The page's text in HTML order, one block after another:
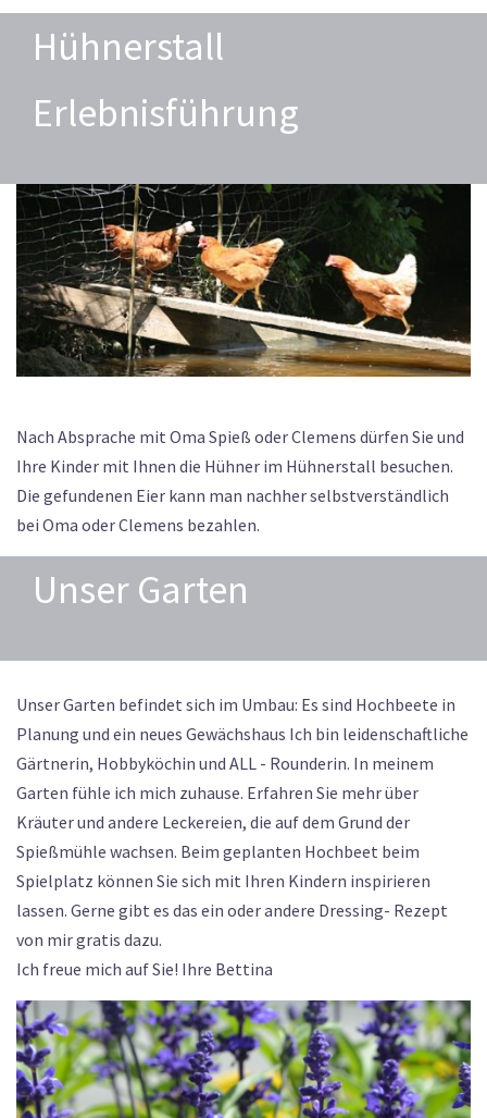
Hühnerstall
Erlebnisführung
Nach Absprache mit Oma Spieß oder Clemens dürfen Sie und
Ihre Kinder mit Ihnen die Hühner im Hühnerstall besuchen.
Die gefundenen Eier kann man nachher selbstverständlich
bei Oma oder Clemens bezahlen.
Unser Garten
Unser Garten befindet sich im Umbau: Es sind Hochbeete in
Planung und ein neues Gewächshaus Ich bin leidenschaftliche
Gärtnerin, Hobbyköchin und ALL - Rounderin. In meinem
Garten fühle ich mich zuhause. Erfahren Sie mehr über
Kräuter und andere Leckereien, die auf dem Grund der
Spießmühle wachsen. Beim geplanten Hochbeet beim
Spielplatz können Sie sich mit Ihren Kindern inspirieren
lassen. Gerne gibt es das ein oder andere Dressing- Rezept
von mir gratis dazu.
Ich freue mich auf Sie! Ihre Bettina